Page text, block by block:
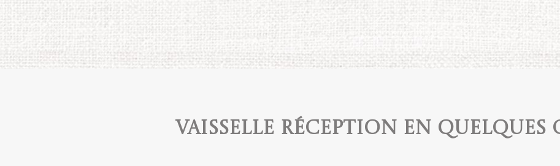
Vaisselle réception en